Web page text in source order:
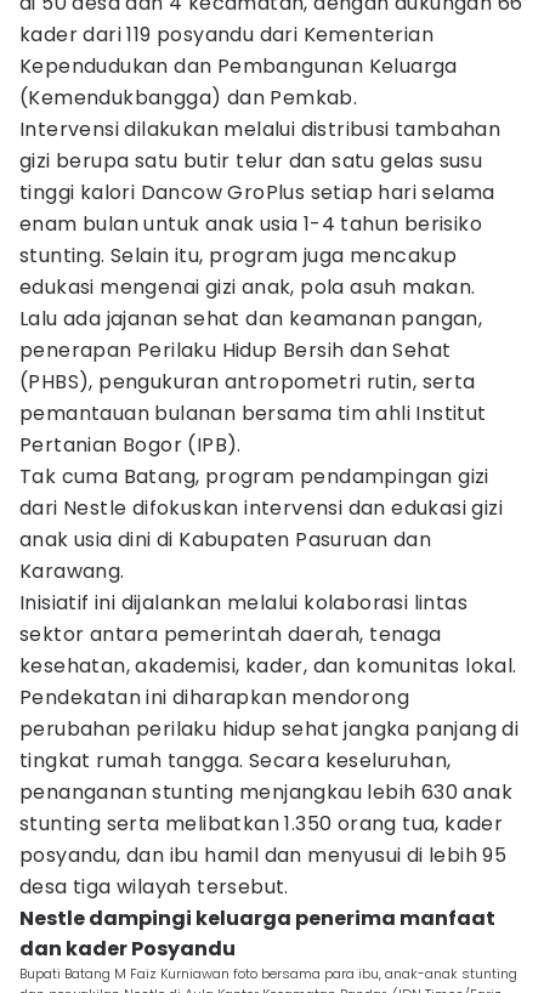
kader dari 119 posyandu dari Kementerian
Kependudukan dan Pembangunan Keluarga
(Kemendukbangga) dan Pemkab.
Intervensi dilakukan melalui distribusi tambahan
gizi berupa satu butir telur dan satu gelas susu
tinggi kalori Dancow GroPlus setiap hari selama
enam bulan untuk anak usia 1-4 tahun berisiko
stunting. Selain itu, program juga mencakup
edukasi mengenai gizi anak, pola asuh makan.
Lalu ada jajanan sehat dan keamanan pangan,
penerapan Perilaku Hidup Bersih dan Sehat
(PHBS), pengukuran antropometri rutin, serta
pemantauan bulanan bersama tim ahli Institut
Pertanian Bogor (IPB).
Tak cuma Batang, program pendampingan gizi
dari Nestle difokuskan intervensi dan edukasi gizi
anak usia dini di Kabupaten Pasuruan dan
Karawang.
Inisiatif ini dijalankan melalui kolaborasi lintas
sektor antara pemerintah daerah, tenaga
kesehatan, akademisi, kader, dan komunitas lokal.
Pendekatan ini diharapkan mendorong
perubahan perilaku hidup sehat jangka panjang di
tingkat rumah tangga. Secara keseluruhan,
penanganan stunting menjangkau lebih 630 anak
stunting serta melibatkan 1.350 orang tua, kader
posyandu, dan ibu hamil dan menyusui di lebih 95
desa tiga wilayah tersebut.
Nestle dampingi keluarga penerima manfaat
dan kader Posyandu
Bupati Batang M Faiz Kurniawan foto bersama para ibu, anak-anak stunting